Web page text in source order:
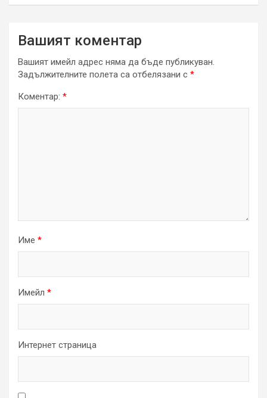
Вашият коментар
Вашият имейл адрес няма да бъде публикуван.
Задължителните полета са отбелязани с *
Коментар: *
Име *
Имейл *
Интернет страница